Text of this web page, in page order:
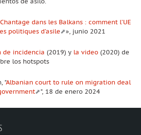
Chantage dans les Balkans : comment l’UE
politiques d’asile
», junio 2021
de incidencia (2019) y la video (2020) de
los hotspots
"Albanian court to rule on migration deal
", 18 de enero 2024